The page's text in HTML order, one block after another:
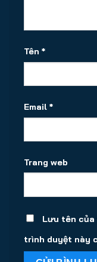
Tên *
Email *
Trang web
Lưu tên
trình duyệt này